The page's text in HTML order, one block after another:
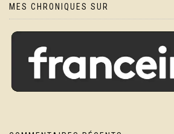
MES CHRONIQUES SUR